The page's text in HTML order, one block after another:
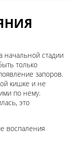
начальной стадии
только
запоров.
кишке и не
по нему.
это
воспаления